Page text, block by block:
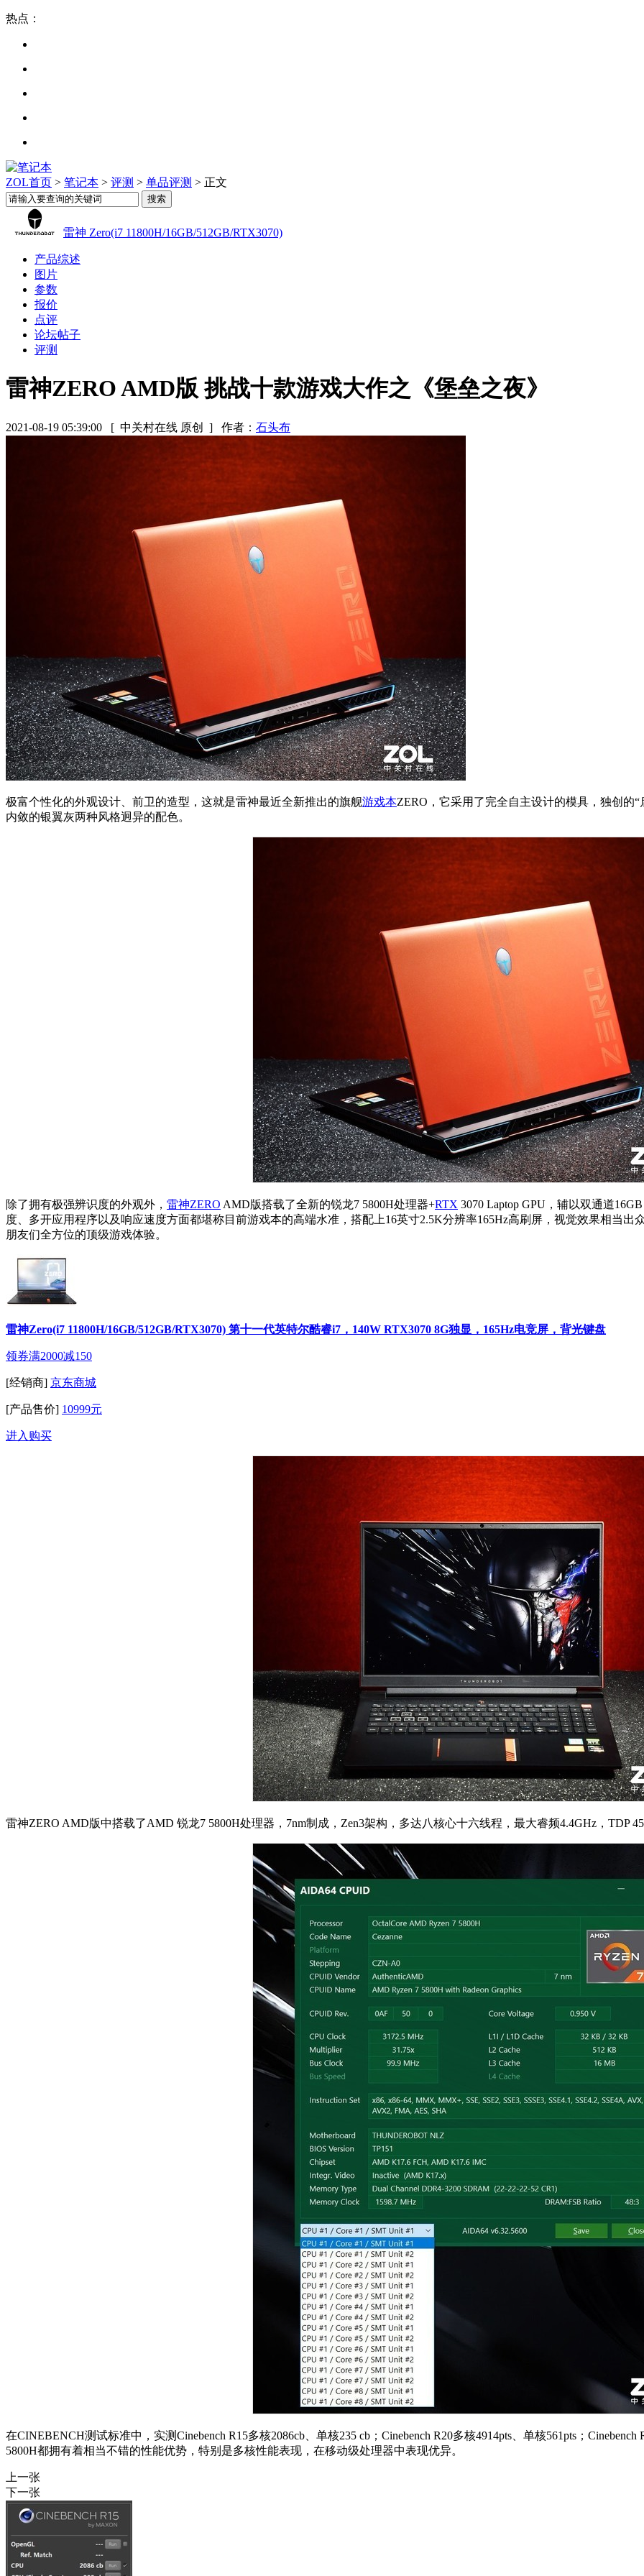
热点：
ZOL首页 > 笔记本 > 评测 > 单品评测 > 正文
雷神 Zero(i7 11800H/16GB/512GB/RTX3070)
产品综述
图片
参数
报价
点评
论坛帖子
评测
雷神ZERO AMD版 挑战十款游戏大作之《堡垒之夜》
2021-08-19 05:39:00 [ 中关村在线 原创 ] 作者： 石头布
极富个性化的外观设计、前卫的造型，这就是雷神最近全新推出的旗舰游戏本ZERO，它采用了完全自主设计的模具，独创的
内敛的银翼灰两种风格迥异的配色。
除了拥有极强辨识度的外观外， 雷神ZERO AMD版搭载了全新的锐龙7 5800H处理器+RTX 3070 Laptop GPU，辅以双通道
度、多开应用程序以及响应速度方面都堪称目前游戏本的高端水准，搭配上16英寸2.5K分辨率165Hz高刷屏，视觉效果相当
朋友们全方位的顶级游戏体验。
雷神Zero(i7 11800H/16GB/512GB/RTX3070) 第十一代英特尔酷睿i7，140W RTX3070 8G独显，165Hz电竞屏，背光键盘
领券满2000减150
[经销商] 京东商城
[产品售价] 10999元
进入购买
雷神ZERO AMD版中搭载了AMD 锐龙7 5800H处理器，7nm制成，Zen3架构，多达八核心十六线程，最大睿频4.4GHz，TDP
在CINEBENCH测试标准中，实测Cinebench R15多核2086cb、单核235 cb；Cinebench R20多核4914pts、单核561pts；
5800H都拥有着相当不错的性能优势，特别是多核性能表现，在移动级处理器中表现优异。
上一张
下一张